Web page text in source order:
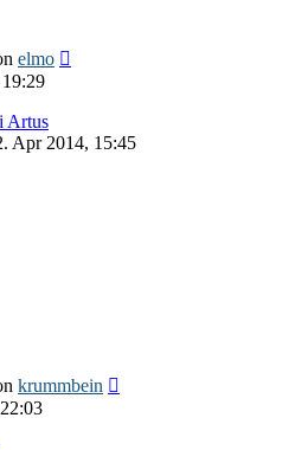
elmo
Artus
Apr 2014, 15:45
krummbein